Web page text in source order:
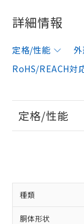
詳細情報
定格/性能
RoHS/REACH対
定格/性能
種類
胴体形状